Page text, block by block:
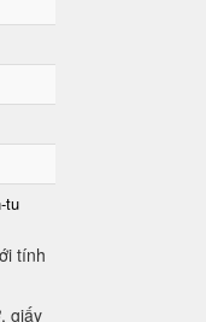
tu
tính
giấy